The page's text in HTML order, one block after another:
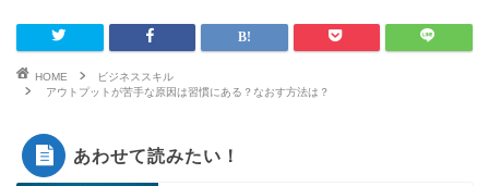
HOME
ビジネススキル
アウトプットが苦手な原因は習慣にある？なおす方法は？
あわせて読みたい！